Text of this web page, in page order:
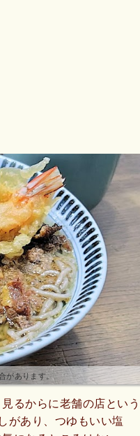
があります。
るからに老舗の店という
があり、つゆもいい塩